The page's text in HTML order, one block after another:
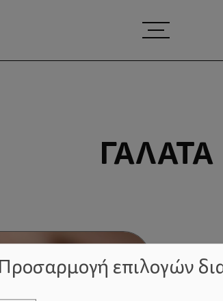
ΓΆΛΑΤΑ
Προσαρμογή επιλογών